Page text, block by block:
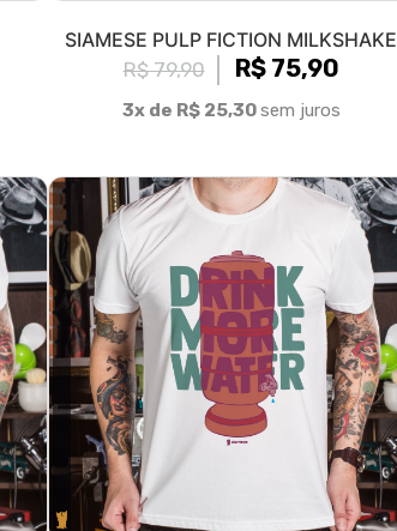
SIAMESE PULP FICTION MILKSHAKE
R$ 79,90
R$ 75,90
3x de R$ 25,30sem juros